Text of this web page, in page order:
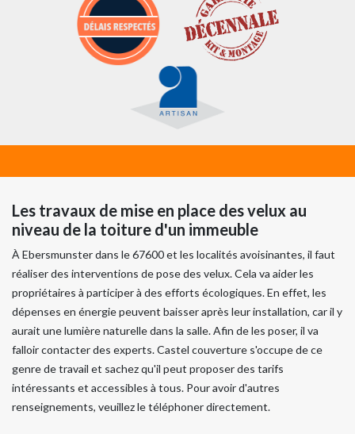
Les travaux de mise en place des velux au
niveau de la toiture d'un immeuble
À Ebersmunster dans le 67600 et les localités avoisinantes, il faut
réaliser des interventions de pose des velux. Cela va aider les
propriétaires à participer à des efforts écologiques. En effet, les
dépenses en énergie peuvent baisser après leur installation, car il y
aurait une lumière naturelle dans la salle. Afin de les poser, il va
falloir contacter des experts. Castel couverture s'occupe de ce
genre de travail et sachez qu'il peut proposer des tarifs
intéressants et accessibles à tous. Pour avoir d'autres
renseignements, veuillez le téléphoner directement.